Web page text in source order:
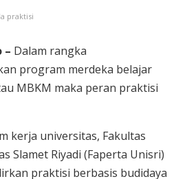
praktisi
– Dalam rangka
program merdeka belajar
MBKM maka peran praktisi
kerja universitas, Fakultas
Slamet Riyadi (Faperta Unisri)
praktisi berbasis budidaya